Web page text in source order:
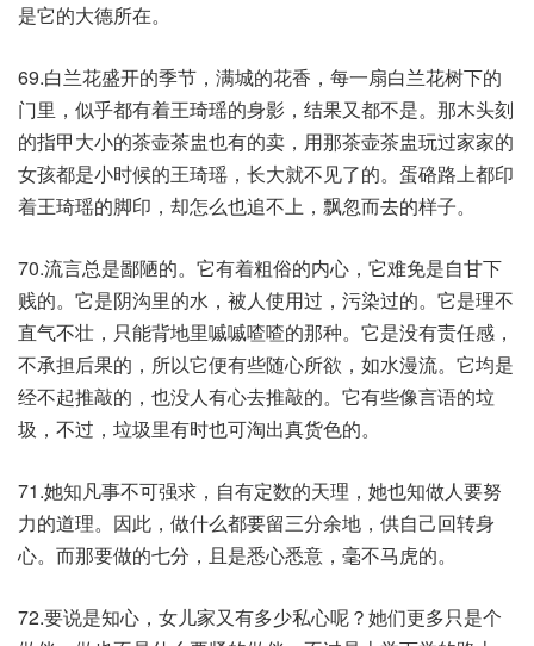
是它的大德所在。
69.白兰花盛开的季节，满城的花香，每一扇白兰花树下的
门里，似乎都有着王琦瑶的身影，结果又都不是。那木头刻
的指甲大小的茶壶茶盅也有的卖，用那茶壶茶盅玩过家家的
女孩都是小时候的王琦瑶，长大就不见了的。蛋硌路上都印
着王琦瑶的脚印，却怎么也追不上，飘忽而去的样子。
70.流言总是鄙陋的。它有着粗俗的内心，它难免是自甘下
贱的。它是阴沟里的水，被人使用过，污染过的。它是理不
直气不壮，只能背地里嘁嘁喳喳的那种。它是没有责任感，
不承担后果的，所以它便有些随心所欲，如水漫流。它均是
经不起推敲的，也没人有心去推敲的。它有些像言语的垃
圾，不过，垃圾里有时也可淘出真货色的。
71.她知凡事不可强求，自有定数的天理，她也知做人要努
力的道理。因此，做什么都要留三分余地，供自己回转身
心。而那要做的七分，且是悉心悉意，毫不马虎的。
72.要说是知心，女儿家又有多少私心呢？她们更多只是个